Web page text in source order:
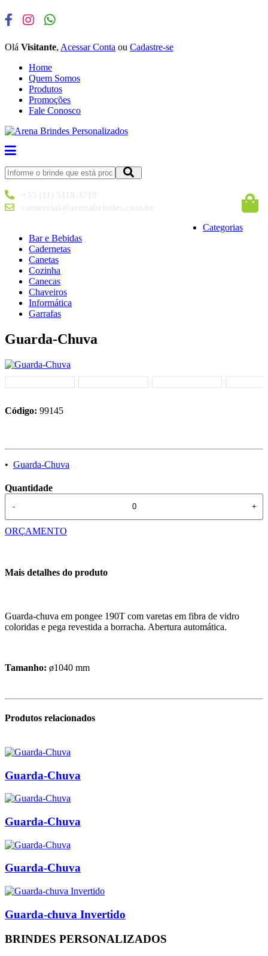
Olá Visitante, Acessar Conta ou Cadastre-se
Home
Quem Somos
Produtos
Promoções
Fale Conosco
Categorias
Bar e Bebidas
Cadernetas
Canetas
Cozinha
Canecas
Chaveiros
Informática
Garrafas
Guarda-Chuva
Código: 99145
• Guarda-Chuva
Quantidade
- +
ORÇAMENTO
Mais detalhes do produto
Guarda-chuva em pongee 190T com varetas em fibra de vidro
coloridas e pega revestida a borracha. Abertura automática.
Tamanho: ø1040 mm
Produtos relacionados
Guarda-Chuva
Guarda-Chuva
Guarda-Chuva
Guarda-chuva Invertido
BRINDES PERSONALIZADOS